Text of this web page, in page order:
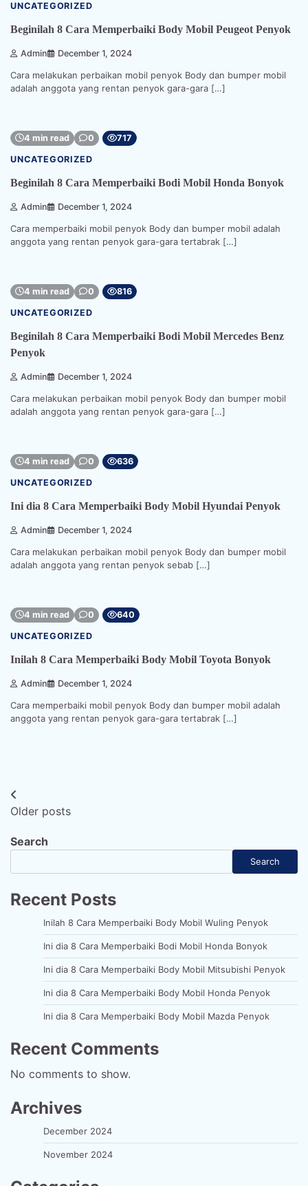
UNCATEGORIZED
Beginilah 8 Cara Memperbaiki Body Mobil Peugeot Penyok
Admin December 1, 2024
Cara melakukan perbaikan mobil penyok Body dan bumper mobil
adalah anggota yang rentan penyok gara-gara […]
4 min read 0 717
UNCATEGORIZED
Beginilah 8 Cara Memperbaiki Bodi Mobil Honda Bonyok
Admin December 1, 2024
Cara memperbaiki mobil penyok Body dan bumper mobil adalah
anggota yang rentan penyok gara-gara tertabrak […]
4 min read 0 816
UNCATEGORIZED
Beginilah 8 Cara Memperbaiki Bodi Mobil Mercedes Benz
Penyok
Admin December 1, 2024
Cara melakukan perbaikan mobil penyok Body dan bumper mobil
adalah anggota yang rentan penyok gara-gara […]
4 min read 0 636
UNCATEGORIZED
Ini dia 8 Cara Memperbaiki Body Mobil Hyundai Penyok
Admin December 1, 2024
Cara melakukan perbaikan mobil penyok Body dan bumper mobil
adalah anggota yang rentan penyok sebab […]
4 min read 0 640
UNCATEGORIZED
Inilah 8 Cara Memperbaiki Body Mobil Toyota Bonyok
Admin December 1, 2024
Cara memperbaiki mobil penyok Body dan bumper mobil adalah
anggota yang rentan penyok gara-gara tertabrak […]
Posts
navigation
Older posts
Search
Search
Recent Posts
Inilah 8 Cara Memperbaiki Body Mobil Wuling Penyok
Ini dia 8 Cara Memperbaiki Bodi Mobil Honda Bonyok
Ini dia 8 Cara Memperbaiki Body Mobil Mitsubishi Penyok
Ini dia 8 Cara Memperbaiki Body Mobil Honda Penyok
Ini dia 8 Cara Memperbaiki Body Mobil Mazda Penyok
Recent Comments
No comments to show.
Archives
December 2024
November 2024